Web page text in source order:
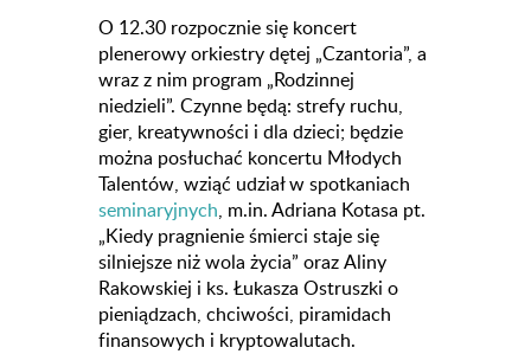
O 12.30 rozpocznie się koncert
plenerowy orkiestry dętej „Czantoria”, a
wraz z nim program „Rodzinnej
niedzieli”. Czynne będą: strefy ruchu,
gier, kreatywności i dla dzieci; będzie
można posłuchać koncertu Młodych
Talentów, wziąć udział w spotkaniach
seminaryjnych, m.in. Adriana Kotasa pt.
„Kiedy pragnienie śmierci staje się
silniejsze niż wola życia” oraz Aliny
Rakowskiej i ks. Łukasza Ostruszki o
pieniądzach, chciwości, piramidach
finansowych i kryptowalutach.